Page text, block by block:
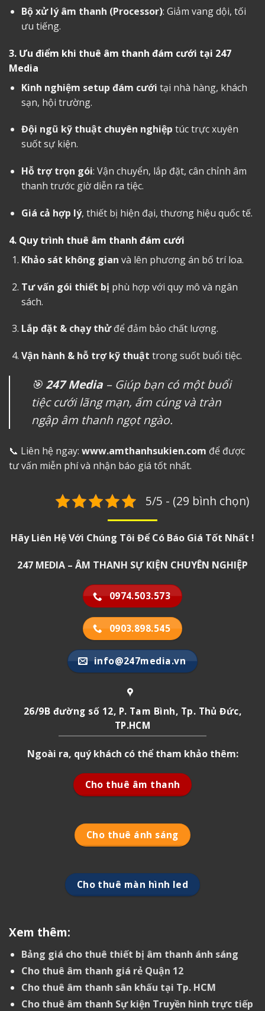
Bộ xử lý âm thanh (Processor): Giảm vang dội, tối
ưu tiếng.
3. Ưu điểm khi thuê âm thanh đám cưới tại 247
Media
Kinh nghiệm setup đám cưới tại nhà hàng, khách
sạn, hội trường.
Đội ngũ kỹ thuật chuyên nghiệp túc trực xuyên
suốt sự kiện.
Hỗ trợ trọn gói: Vận chuyển, lắp đặt, cân chỉnh âm
thanh trước giờ diễn ra tiệc.
Giá cả hợp lý, thiết bị hiện đại, thương hiệu quốc tế.
4. Quy trình thuê âm thanh đám cưới
Khảo sát không gian và lên phương án bố trí loa.
Tư vấn gói thiết bị phù hợp với quy mô và ngân
sách.
Lắp đặt & chạy thửđể đảm bảo chất lượng.
Vận hành & hỗ trợ kỹ thuật trong suốt buổi tiệc.
🎯 247 Media – Giúp bạn có một buổi
tiệc cưới lãng mạn, ấm cúng và tràn
ngập âm thanh ngọt ngào.
📞 Liên hệ ngay: www.amthanhsukien.com để được
tư vấn miễn phí và nhận báo giá tốt nhất.
5/5 - (29 bình chọn)
Hãy Liên Hệ Với Chúng Tôi Để Có Báo Giá Tốt Nhất !
247 MEDIA – ÂM THANH SỰ KIỆN CHUYÊN NGHIỆP
0974.503.573
0903.898.545
info@247media.vn
26/9B đường số 12, P. Tam Bình, Tp. Thủ Đức,
TP.HCM
Ngoài ra, quý khách có thể tham khảo thêm:
Cho thuê âm thanh
Cho thuê ánh sáng
Cho thuê màn hình led
Xem thêm:
Bảng giá cho thuê thiết bị âm thanh ánh sáng
Cho thuê âm thanh giá rẻ Quận 12
Cho thuê âm thanh sân khấu tại Tp. HCM
Cho thuê âm thanh Sự kiện Truyền hình trực tiếp